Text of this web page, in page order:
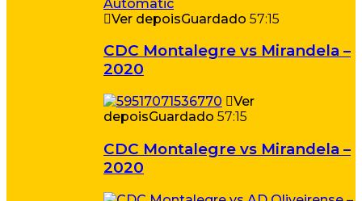
Ver depoisGuardado 57:15
CDC Montalegre vs Mirandela –
2020
Ver
depoisGuardado 57:15
CDC Montalegre vs Mirandela –
2020